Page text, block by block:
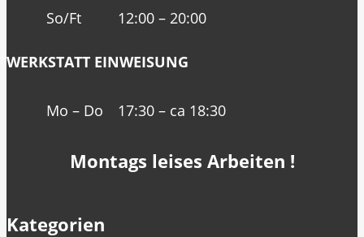
So/Ft 12:00 – 20:00
WERKSTATT EINWEISUNG
Mo – Do 17:30 – ca 18:30
Montags leises Arbeiten !
Kategorien